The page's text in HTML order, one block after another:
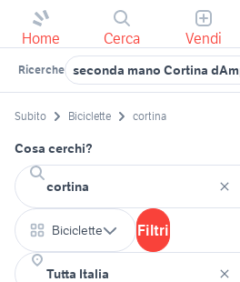
Home Cerca Vendi
Ricerche seconda mano Cortina
Subito Biciclette cortina
Cosa cerchi?
Biciclette Filtri